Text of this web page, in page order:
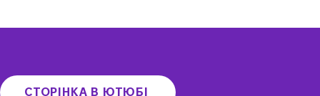
СТОРІНКА В ЮТЮБІ